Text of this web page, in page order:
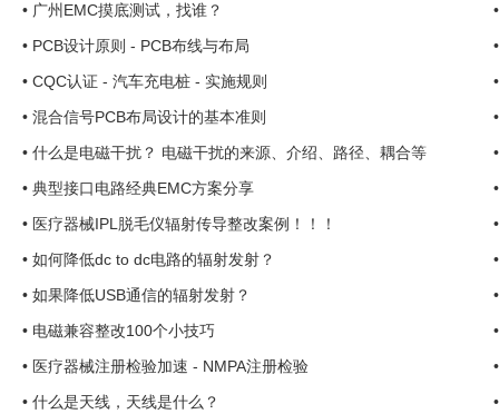
• 广州EMC摸底测试，找谁？
• PCB设计原则 - PCB布线与布局
• CQC认证 - 汽车充电桩 - 实施规则
• 混合信号PCB布局设计的基本准则
• 什么是电磁干扰？ 电磁干扰的来源、介绍、路径、耦合等
• 典型接口电路经典EMC方案分享
• 医疗器械IPL脱毛仪辐射传导整改案例！！！
• 如何降低dc to dc电路的辐射发射？
• 如果降低USB通信的辐射发射？
• 电磁兼容整改100个小技巧
• 医疗器械注册检验加速 - NMPA注册检验
• 什么是天线，天线是什么？